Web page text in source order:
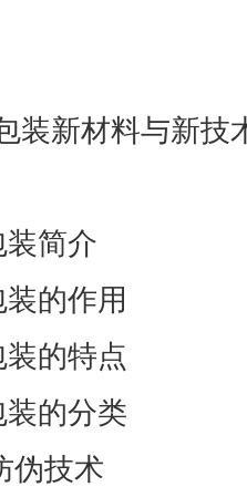
装新材料与新技
装简介
的作用
装的特点
装的分类
伪技术